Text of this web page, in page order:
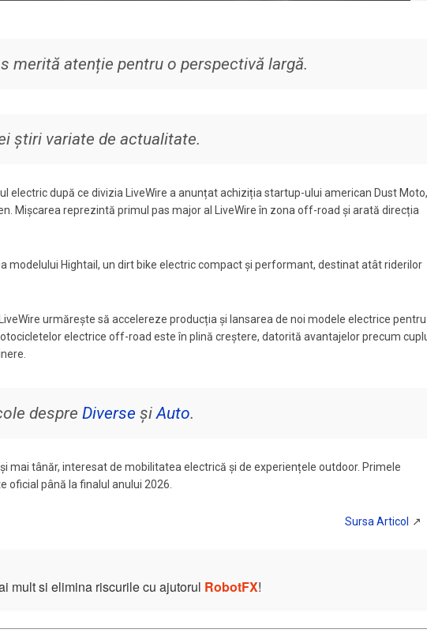
merită atenție pentru o perspectivă largă.
știri variate de actualitate.
electric după ce divizia LiveWire a anunțat achiziția startup-ului american Dust Moto,
Mișcarea reprezintă primul pas major al LiveWire în zona off-road și arată direcția
modelului Hightail, un dirt bike electric compact și performant, destinat atât riderilor
urmărește să accelereze producția și lansarea de noi modele electrice pentru
electrice off-road este în plină creștere, datorită avantajelor precum
despre Diverse și Auto.
mai tânăr, interesat de mobilitatea electrică și de experiențele outdoor. Primele
până la finalul anului 2026.
mult si elimina riscurile cu ajutorul RobotFX!